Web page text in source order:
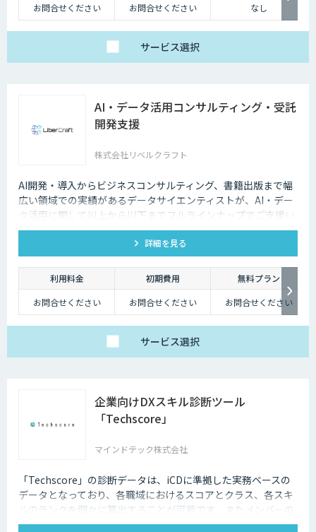
お問合せください
お問合せください なし
サービス選択
AI・データ活用コンサルティング・受託
開発支援
株式会社リベルクラフト
AI開発・導入からビジネスコンサルティング、書籍出版まで幅
広い領域での実績があるデータサイエンティストが、AI・デー
タ活用に関して川上から川下までフルラインナップでご支援い
たします。
詳細を見る
利用料金 初期費用
無料プラン
お問合せください
お問合せください お問合せください
サービス選択
企業向けDXスキル診断ツール
「Techscore」
マインドテック株式会社
「Techscore」の診断データは、iCDに準拠した実務ベースの
データとなっており、各職域におけるスコアとクラス、各スキ
ルのランクを個々に算出することが可能です。またメンバーの
スキル状態を確認することで必要な学習の選定やPJメンバーの